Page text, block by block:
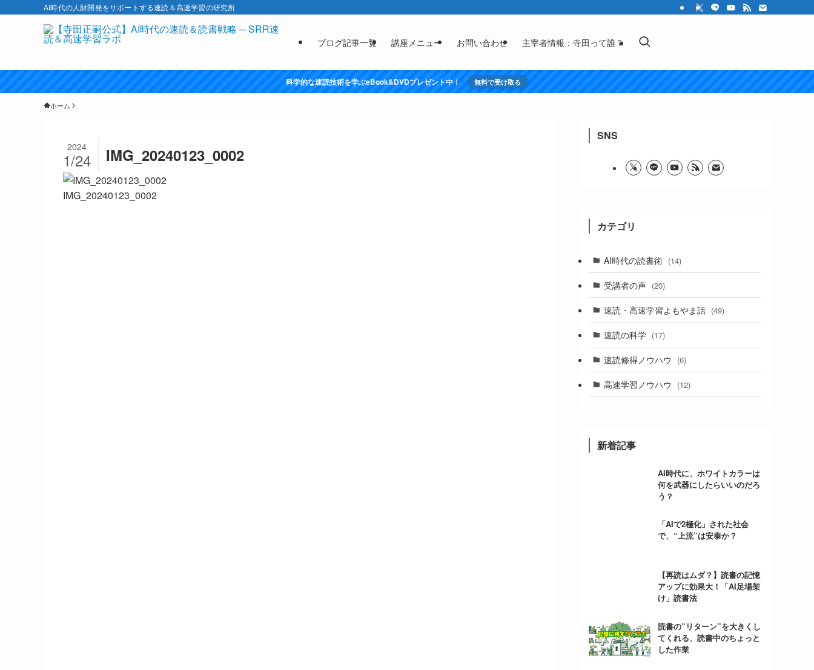
AI時代の人財開発をサポートする速読＆高速学習の研究所
ブログ記事一覧 講座メニュー お問い合わせ 主宰者情報：寺田って誰？
科学的な速読技術を学ぶeBook&DVDプレゼント中！ 無料で受け取る
ホーム
IMG_20240123_0002
2024
1/24
IMG_20240123_0002
SNS
カテゴリ
AI時代の読書術 (14)
受講者の声 (20)
速読・高速学習よもやま話 (49)
速読の科学 (17)
速読修得ノウハウ (6)
高速学習ノウハウ (12)
新着記事
AI時代に、ホワイトカラーは
何を武器にしたらいいのだろ
う？
「AIで2極化」された社会
で、“上流”は安泰か？
【再読はムダ？】読書の記憶
アップに効果大！「AI足場架
け」読書法
読書の”リターン”を大きくし
てくれる、読書中のちょっと
した作業